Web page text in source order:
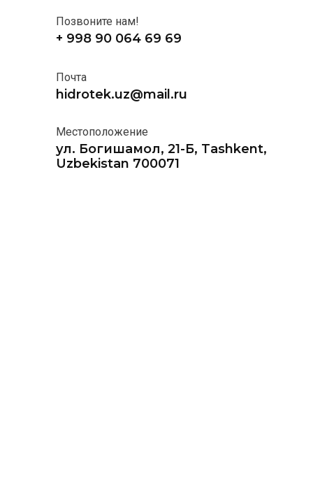
Позвоните нам!
+ 998 90 064 69 69
Почта
hidrotek.uz@mail.ru
Местоположение
ул. Богишамол, 21-Б, Tashkent,
Uzbekistan 700071